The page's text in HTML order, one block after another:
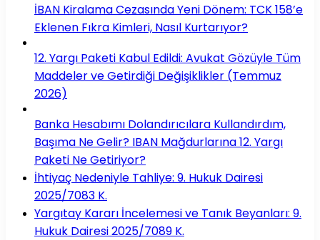
İBAN Kiralama Cezasında Yeni Dönem: TCK 158’e
Eklenen Fıkra Kimleri, Nasıl Kurtarıyor?
12. Yargı Paketi Kabul Edildi: Avukat Gözüyle Tüm
Maddeler ve Getirdiği Değişiklikler (Temmuz
2026)
Banka Hesabımı Dolandırıcılara Kullandırdım,
Başıma Ne Gelir? IBAN Mağdurlarına 12. Yargı
Paketi Ne Getiriyor?
İhtiyaç Nedeniyle Tahliye: 9. Hukuk Dairesi
2025/7083 K.
Yargıtay Kararı İncelemesi ve Tanık Beyanları: 9.
Hukuk Dairesi 2025/7089 K.